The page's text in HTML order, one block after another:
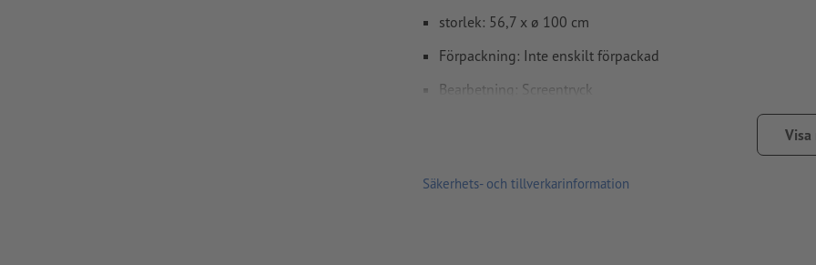
storlek: 56,7 x ø 100 cm
Förpackning: Inte enskilt förpackad
Bearbetning: Screentryck
Visa
Säkerhets- och tillverkarinformation